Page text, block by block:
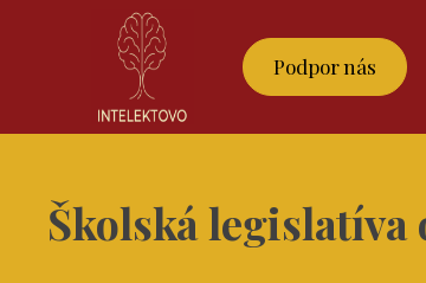
Podpor nás
Školská legislatíva